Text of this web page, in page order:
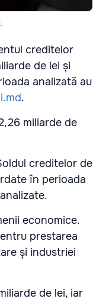
creditelor
de lei și
analizată au
.
miliarde de
creditelor de
în perioada
economice.
prestarea
și industriei
de lei, iar